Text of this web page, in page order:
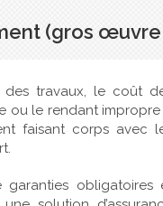
(gros
travaux, le coût
ou le rendant
faisant corps avec
garanties obligatoires